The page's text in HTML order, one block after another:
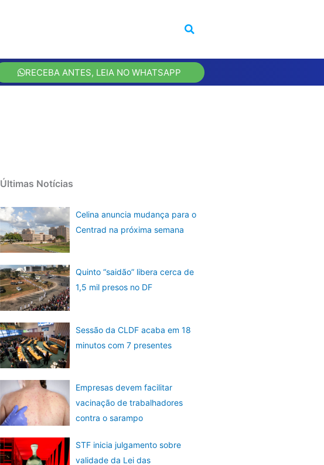
RECEBA ANTES, LEIA NO WHATSAPP
Últimas Notícias
Celina anuncia mudança para o
Centrad na próxima semana
Quinto “saidão” libera cerca de
1,5 mil presos no DF
Sessão da CLDF acaba em 18
minutos com 7 presentes
Empresas devem facilitar
vacinação de trabalhadores
contra o sarampo
STF inicia julgamento sobre
validade da Lei das